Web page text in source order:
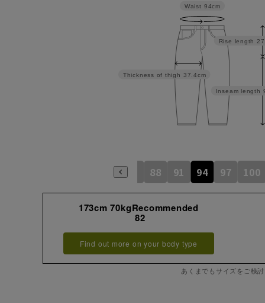
Inseam length
Rise length
Thickness of thigh 37.4cm
Waist 94cm
82 85 88 91 94 97 100
173cm 70kgRecommended
82
Find out more on your body type
あくまでもサイズをご検